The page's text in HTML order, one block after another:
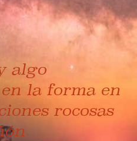
algo
la forma en
rocosas